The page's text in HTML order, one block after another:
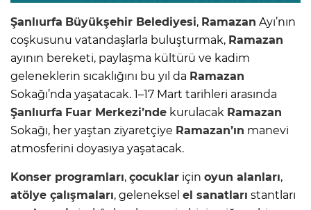
Şanlıurfa Büyükşehir Belediyesi, Ramazan Ayı’nın
coşkusunu vatandaşlarla buluşturmak, Ramazan
ayının bereketi, paylaşma kültürü ve kadim
geleneklerin sıcaklığını bu yıl da Ramazan
Sokağı’nda yaşatacak. 1–17 Mart tarihleri arasında
Şanlıurfa Fuar Merkezi’nde kurulacak Ramazan
Sokağı, her yaştan ziyaretçiye Ramazan’ın manevi
atmosferini doyasıya yaşatacak.
Konser programları, çocuklar için oyun alanları,
atölye çalışmaları, geleneksel el sanatları stantları